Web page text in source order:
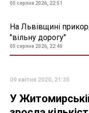
05 серпня 2026, 22:51
На Львівщині
"вільну дорогу"
05 серпня 2026, 22:40
09 квітня 2020, 21:35
У